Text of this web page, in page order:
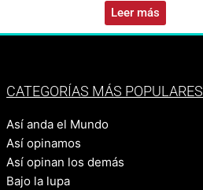
Leer más
CATEGORÍAS MÁS POPULARES
Así anda el Mundo
Así opinamos
Así opinan los demás
Bajo la lupa